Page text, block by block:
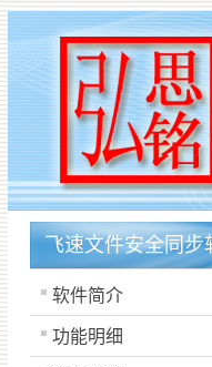
飞速文件安全同步
软件简介
功能明细